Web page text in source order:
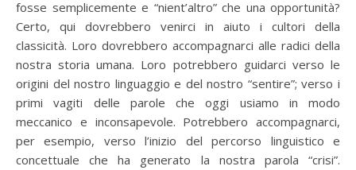
fosse semplicemente e “nient’altro” che una opportunità?
Certo, qui dovrebbero venirci in aiuto i cultori della
classicità. Loro dovrebbero accompagnarci alle radici della
nostra storia umana. Loro potrebbero guidarci verso le
origini del nostro linguaggio e del nostro “sentire”; verso i
primi vagiti delle parole che oggi usiamo in modo
meccanico e inconsapevole. Potrebbero accompagnarci,
per esempio, verso l’inizio del percorso linguistico e
concettuale che ha generato la nostra parola “crisi”.